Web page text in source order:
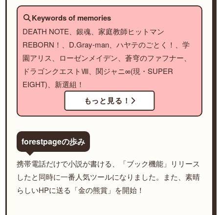
Keywords of memories
DEATH NOTE、銀魂、家庭教師ヒットマン
REBORN！、D.Gray-man、ハヤテのごとく！、学
園アリス、ローゼンメイデン、蒼穹のファフナー、
ドラゴンクエストⅧ、関ジャニ∞(現・SUPER
EIGHT)、新選組！
もっと見る！
forestpageの歩み
携帯電話だけで小説が書ける、「ブック機能」リリース
したと同時に一番人気ツールになりました。また、素晴
らしいHPに送る「金の熊賞」を開始！